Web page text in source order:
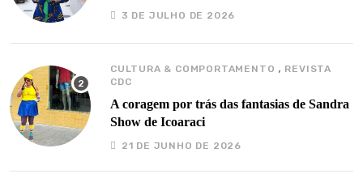
governo Barbalho
3 DE JULHO DE 2026
CULTURA & COMPORTAMENTO , REVISTA
CDC
A coragem por trás das fantasias de Sandra
Show de Icoaraci
21 DE JUNHO DE 2026